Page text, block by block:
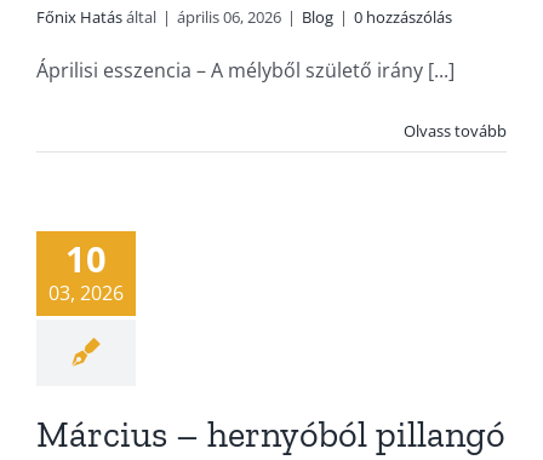
Főnix Hatásáltal | április 06, 2026 | Blog | 0 hozzászólás
Áprilisi esszencia – A mélyből születő irány [...]
Olvass tovább
10
03, 2026
Március – hernyóból pillangó